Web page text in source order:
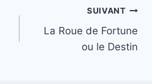
SUIVANT
La Roue de Fortune
ou le Destin